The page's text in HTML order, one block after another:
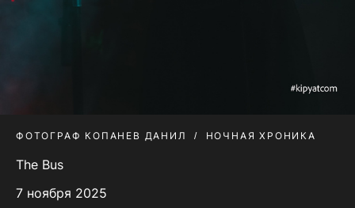
ФОТОГРАФ КОПАНЕВ ДАНИЛ НОЧНАЯ ХРОНИКА
The Bus
7 ноября 2025